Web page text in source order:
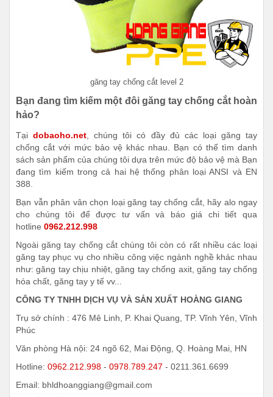
găng tay chống cắt level 2
Bạn đang tìm kiếm một đôi găng tay chống cắt hoàn
hảo?
Tạidobaoho.net, chúng tôi có đầy đủ các loại găng tay
chống cắt với mức bảo vệ khác nhau. Bạn có thể tìm danh
sách sản phẩm của chúng tôi dựa trên mức độ bảo vệ mà Bạn
đang tìm kiếm trong cả hai hệ thống phân loại ANSI và EN
388.
Bạn vẫn phân vân chọn loại găng tay chống cắt, hãy alo ngay
cho chúng tôi để được tư vấn và báo giá chi tiết qua
hotline 0962.212.998
Ngoài găng tay chống cắt chúng tôi còn có rất nhiều các loại
găng tay phục vụ cho nhiều công việc ngành nghề khác nhau
như: găng tay chịu nhiệt, găng tay chống axit, găng tay chống
hóa chất, găng tay y tế vv...
CÔNG TY TNHH DỊCH VỤ VÀ SẢN XUẤT HOÀNG GIANG
Trụ sở chính : 476 Mê Linh, P. Khai Quang, TP. Vĩnh Yên, Vĩnh
Phúc
Văn phòng Hà nội: 24 ngõ 62, Mai Động, Q. Hoàng Mai, HN
Hotline: 0962.212.998 - 0978.789.247 - 0211.361.6699
Email: bhldhoanggiang@gmail.com